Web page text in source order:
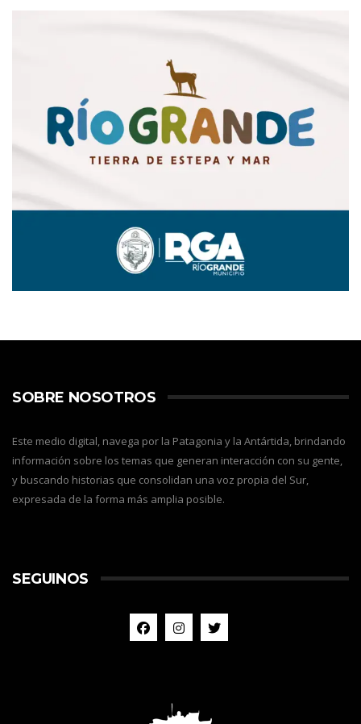
SOBRE NOSOTROS
Este medio digital, navega por la Patagonia y la Antártida, brindando
información sobre los temas que generan interacción con su gente,
y buscando historias que consolidan una voz propia del Sur,
expresada de la forma más amplia posible.
SEGUINOS